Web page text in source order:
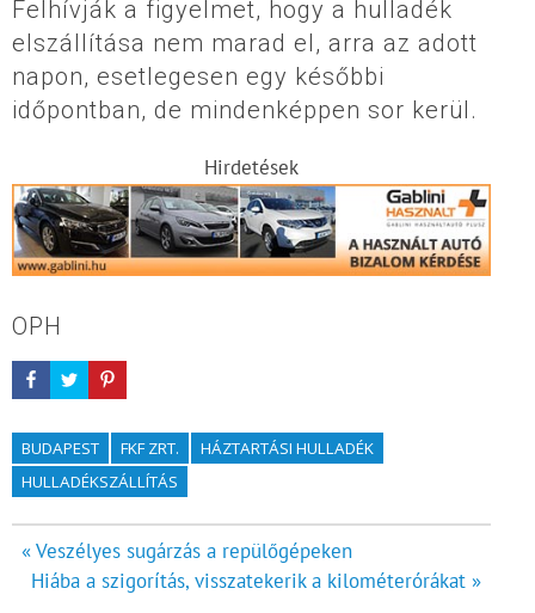
Felhívják a figyelmet, hogy a hulladék
elszállítása nem marad el, arra az adott
napon, esetlegesen egy későbbi
időpontban, de mindenképpen sor kerül.
Hirdetések
OPH
BUDAPEST FKF ZRT.
HÁZTARTÁSI HULLADÉK
HULLADÉKSZÁLLÍTÁS
Bejegyzés
navigáció
« Veszélyes sugárzás a repülőgépeken
Hiába a szigorítás, visszatekerik a kilométerórákat »